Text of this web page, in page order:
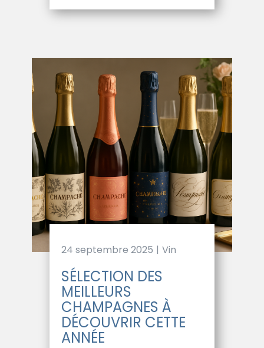
24 septembre 2025 Vin
SÉLECTION DES
MEILLEURS
CHAMPAGNES À
DÉCOUVRIR CETTE
ANNÉE